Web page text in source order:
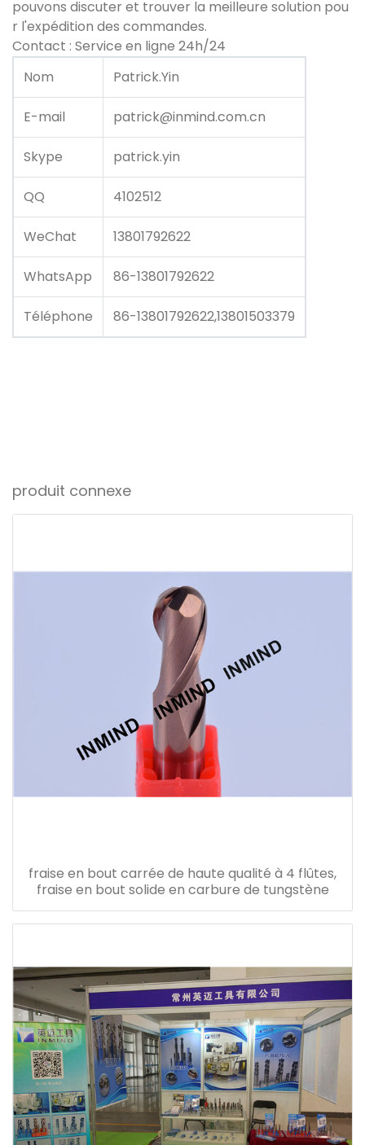
pouvons discuter et trouver la meilleure solution pou
r l'expédition des commandes.
Contact : Service en ligne 24h/24
Nom
Patrick.Yin
E-mail patrick@inmind.com.cn
Skype patrick.yin
QQ 4102512
WeChat 13801792622
WhatsApp 86-13801792622
Téléphone 86-13801792622,13801503379
produit connexe
fraise en bout carrée de haute qualité à 4 flûtes,
fraise en bout solide en carbure de tungstène